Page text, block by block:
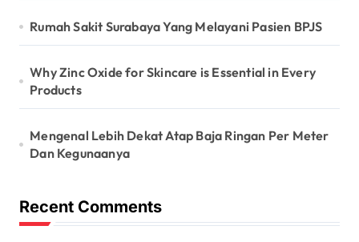
Rumah Sakit Surabaya Yang Melayani Pasien BPJS
Why Zinc Oxide for Skincare is Essential in Every
Products
Mengenal Lebih Dekat Atap Baja Ringan Per Meter
Dan Kegunaanya
Recent Comments